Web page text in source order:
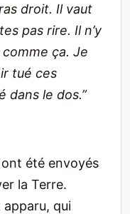
droit. Il vaut
pas rire. Il n’y
ça. Je
tué ces
dans le dos.”
ont été envoyés
la Terre.
qui